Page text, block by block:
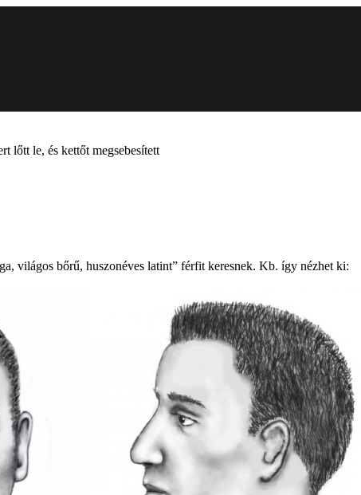
lőtt le, és kettőt megsebesített
világos bőrű, huszonéves latint” férfit keresnek. Kb. így nézhet ki: